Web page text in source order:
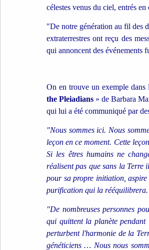
célestes venus du ciel, entrés
"De notre génération au fil des
extraterrestres ont reçu des
qui annoncent des événements
On en trouve un exemple
the Pleiadians » de Barbara
qui lui a été communiqué par
"Nous sommes ici. Nous
leçon en ce moment. Cette
Si les êtres humains ne
réalisent pas que sans la
pour sa propre initiation,
purification qui la
"De nombreuses personnes
qui quittent la planète pendant
perturbent l'harmonie de la
généticiens … Nous nous